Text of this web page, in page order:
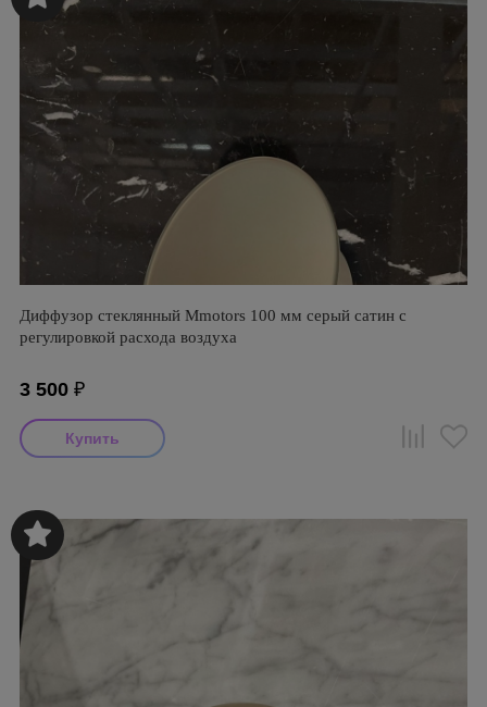
Диффузор стеклянный Mmotors 100 мм серый сатин с
регулировкой расхода воздуха
3 500 ₽